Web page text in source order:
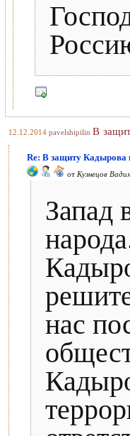
12.12.2014 pavelshipilin В
Re: В защиту Кадырова
от Кузнецов
Запад
нас